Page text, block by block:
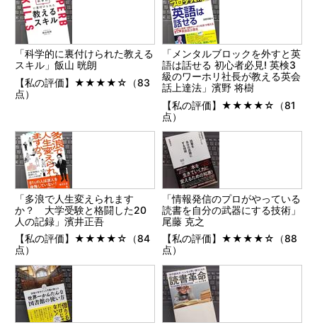
「科学的に裏付けられた教える
スキル」飯山 晄朗
【私の評価】★★★★☆（83
点）
「メンタルブロックを外すと英
語は話せる 初心者必見! 英検3
級のワーホリ社長が教える英会
話上達法」濱野 将樹
【私の評価】★★★★☆（81
点）
「多浪で人生変えられます
か？ 大学受験と格闘した20
人の記録」濱井正吾
【私の評価】★★★★☆（84
点）
「情報発信のプロがやっている
読書を自分の武器にする技術」
尾藤 克之
【私の評価】★★★★☆（88
点）